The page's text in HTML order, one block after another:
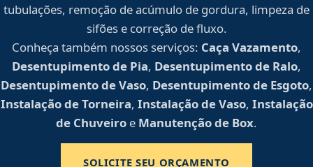
tubulações, remoção de acúmulo de gordura, limpeza de
sifões e correção de fluxo.
Conheça também nossos serviços: Caça Vazamento,
Desentupimento de Pia, Desentupimento de Ralo,
Desentupimento de Vaso, Desentupimento de Esgoto,
Instalação de Torneira, Instalação de Vaso, Instalação
de Chuveiro e Manutenção de Box.
SOLICITE SEU ORÇAMENTO